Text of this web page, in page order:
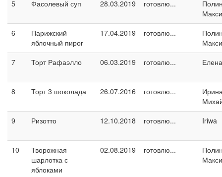
5 Фасолевый суп 28.03.2019 готовлю...
6
Парижский
яблочный пирог
17.04.2019 готовлю...
7
Торт Рафаэлло 06.03.2019 готовлю... Елена
8 Торт 3 шоколада 26.07.2016 готовлю...
9
Ризотто 12.10.2018 готовлю... Iriwa
10
Творожная
шарлотка с
яблоками
02.08.2019 готовлю...